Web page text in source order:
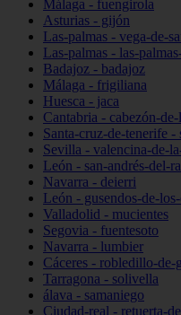
Málaga - fuengirola
Asturias - gijón
Las-palmas - vega-de-
Las-palmas - las-
Badajoz - badajoz
Málaga - frigiliana
Huesca - jaca
Cantabria - cabezón-de-
Santa-cruz-de-tenerife -
Sevilla - valencina-de-
León - san-andrés-del-
Navarra - deierri
León - gusendos-de-
Valladolid - mucientes
Segovia - fuentesoto
Navarra - lumbier
Cáceres - robledillo-de-
Tarragona - solivella
álava - samaniego
Ciudad-real - retuerta-